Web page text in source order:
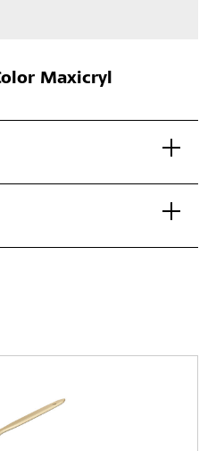
Maxicryl